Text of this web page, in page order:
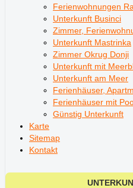
Ferienwohnungen
Unterkunft Businci
Zimmer,
Unterkunft Mastrinka
Zimmer Okrug Donji
Unterkunft mit
Unterkunft am Meer
Ferienhäuser,
Ferienhäuser mit
Günstig Unterkunft
Karte
Sitemap
Kontakt